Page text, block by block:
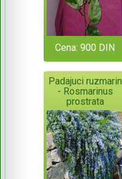
Cena: 900 DIN
Padajuci ruzmarin
- Rosmarinus
prostrata